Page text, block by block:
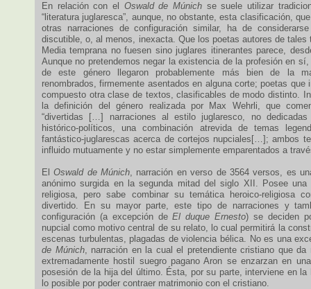
En relación con el Oswald de Múnich se suele utilizar
“literatura juglaresca”, aunque, no obstante, esta clasificación,
otras narraciones de configuración similar, ha de
discutible, o, al menos, inexacta. Que los poetas autores de tales
Media temprana no fuesen sino juglares itinerantes parece,
Aunque no pretendemos negar la existencia de la profesión en
de este género llegaron probablemente más bien de la
renombrados, firmemente asentados en alguna corte; poetas que
compuesto otra clase de textos, clasificables de modo distinto.
la definición del género realizada por Max Wehrli, que
“divertidas […] narraciones al estilo juglaresco, no
histórico-políticos, una combinación atrevida de temas
fantástico-juglarescas acerca de cortejos nupciales[…]; ambos
influido mutuamente y no estar simplemente emparentados a
ElOswald de Múnich, narración en verso de 3564 versos, es
anónimo surgida en la segunda mitad del siglo XII. Posee una
religiosa, pero sabe combinar su temática heroico-religiosa
divertido. En su mayor parte, este tipo de narraciones y
configuración (a excepción deEl duque Ernesto) se deciden
nupcial como motivo central de su relato, lo cual permitirá la
escenas turbulentas, plagadas de violencia bélica. No es una
de Múnich, narración en la cual el pretendiente cristiano que
extremadamente hostil suegro pagano Aron se enzarzan en
posesión de la hija del último. Ésta, por su parte, interviene en la
lo posible por poder contraer matrimonio con el cristiano.